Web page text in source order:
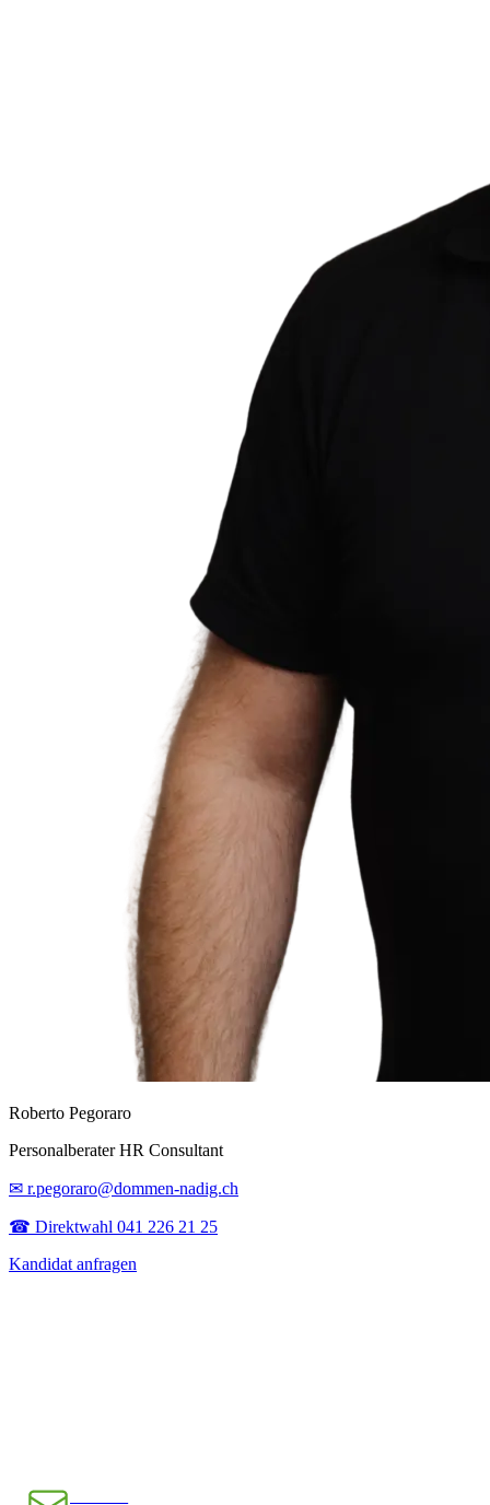
Roberto Pegoraro
Personalberater HR Consultant
✉ r.pegoraro@dommen-nadig.ch
☎ Direktwahl 041 226 21 25
Kandidat anfragen